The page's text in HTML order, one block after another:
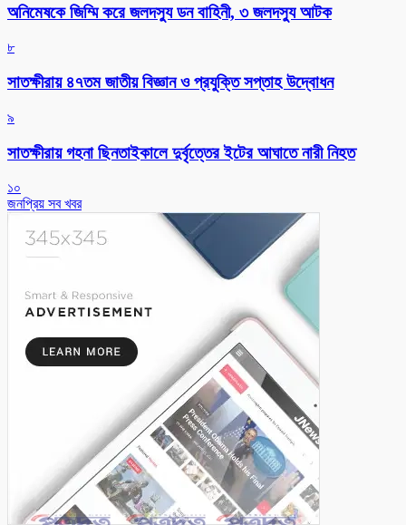
অনিমেষকে জিম্মি করে জলদস্যু ডন বাহিনী, ৩ জলদস্যু আটক
৮
সাতক্ষীরায় ৪৭তম জাতীয় বিজ্ঞান ও প্রযুক্তি সপ্তাহ উদ্বোধন
৯
সাতক্ষীরায় গহনা ছিনতাইকালে দুর্বৃত্তের ইটের আঘাতে নারী নিহত
১০
জনপ্রিয় সব খবর